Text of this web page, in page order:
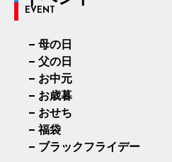
EVENT
母の日
父の日
お中元
お歳暮
おせち
福袋
ブラックフライデー